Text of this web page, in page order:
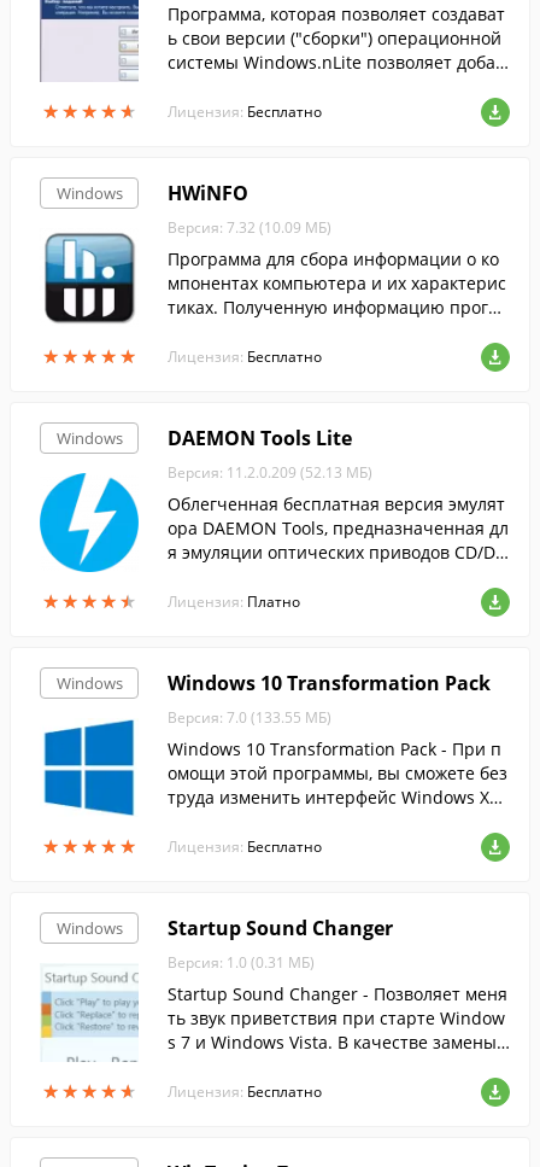
★★★★★
★★★★★
Программа, которая позволяет создават
ь свои версии ("сборки") операционной
системы Windows.nLite позволяет добав
тв, обновления системы, темы оформле
Лицензия: Бесплатно
Windows
★★★★★
★★★★★
HWiNFO
Версия: 7.32 (10.09 МБ)
Программа для сбора информации о ко
мпонентах компьютера и их характерис
тиках. Полученную информацию програ
ML и HTML.
Лицензия: Бесплатно
Windows
★★★★★
★★★★★
DAEMON Tools Lite
Версия: 11.2.0.209 (52.13 МБ)
Облегченная бесплатная версия эмулят
ора DAEMON Tools, предназначенная дл
я эмуляции оптических приводов CD/DV
Лицензия: Платно
Windows
★★★★★
★★★★★
Windows 10 Transformation Pack
Версия: 7.0 (133.55 МБ)
Windows 10 Transformation Pack - При п
омощи этой программы, вы сможете без
труда изменить интерфейс Windows XP,
нтерфейс десятки.
Лицензия: Бесплатно
Windows
★★★★★
★★★★★
Startup Sound Changer
Версия: 1.0 (0.31 МБ)
Startup Sound Changer - Позволяет меня
ть звук приветствия при старте Window
s 7 и Windows Vista. В качестве замены
л.
Лицензия: Бесплатно